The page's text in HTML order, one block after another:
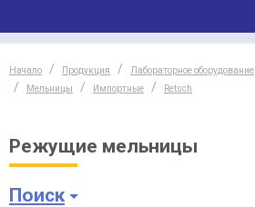
Начало Продукция Лабораторное оборудование
Мельницы
Импортные Retsch
Режущие мельницы
Поиск